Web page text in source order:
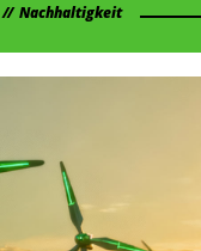
geworden. Wer
abbauen will, muss
ansetzen: bei mehr
Nachhaltigkeit